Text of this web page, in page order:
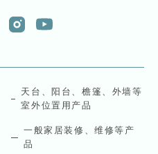
天台、阳台、檐篷、外墙等
室外位置用产品
一般家居装修、维修等产
品